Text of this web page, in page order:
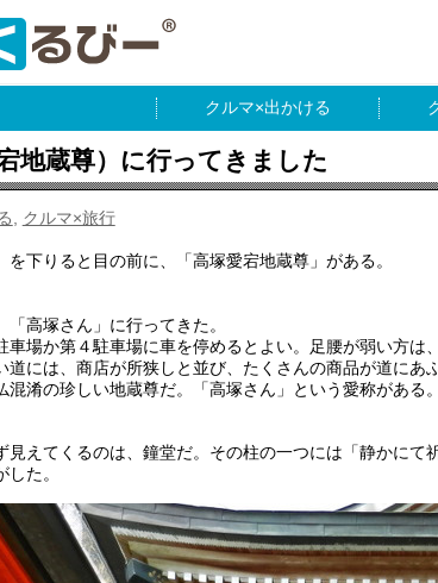
出かける
地蔵尊）に行ってきました
クルマ×旅行
下りると目の前に、「高塚愛宕地蔵尊」がある。
高塚さん」に行ってきた。
場か第４駐車場に車を停めるとよい。足腰が弱い方は
には、商店が所狭しと並び、たくさんの商品が道にあ
淆の珍しい地蔵尊だ。「高塚さん」という愛称がある。
見えてくるのは、鐘堂だ。その柱の一つには「静かに
た。